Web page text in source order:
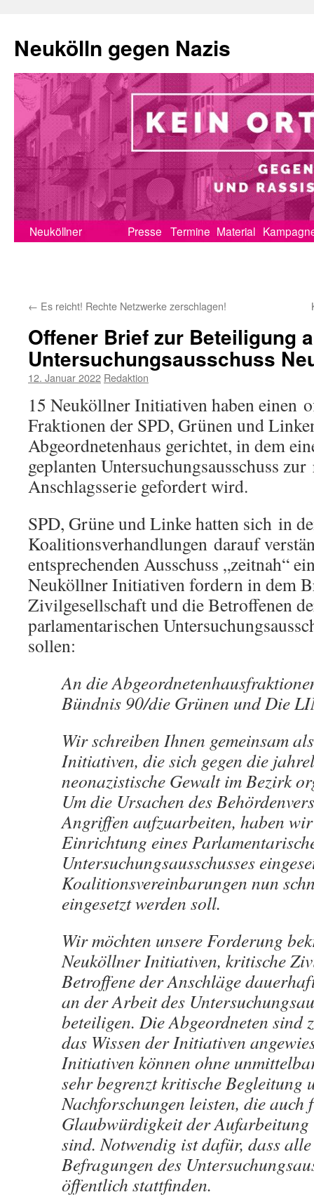
Neukölln gegen Nazis
Zum
Neuköllner
Presse Termine Material
← Es reicht! Rechte Netzwerke zerschlagen!
Offener Brief zur Beteiligung
Untersuchungsausschuss
12. Januar 2022 Redaktion
15 Neuköllner Initiativen haben einen
Fraktionen der SPD, Grünen und
Abgeordnetenhaus gerichtet, in dem
geplanten Untersuchungsausschuss zur
Anschlagsserie gefordert wird.
SPD, Grüne und Linke hatten sich in
Koalitionsverhandlungen darauf
entsprechenden Ausschuss „zeitnah“
Neuköllner Initiativen fordern in dem
Zivilgesellschaft und die Betroffenen
parlamentarischen
sollen:
An die
Bündnis 90/die Grünen und Die
Wir schreiben Ihnen gemeinsam
Initiativen, die sich gegen die
neonazistische Gewalt im Bezirk
Um die Ursachen des
Angriffen aufzuarbeiten, haben
Einrichtung eines
Untersuchungsausschusses
Koalitionsvereinbarungen nun
eingesetzt werden soll.
Wir möchten unsere Forderung
Neuköllner Initiativen, kritische
Betroffene der Anschläge
an der Arbeit des
beteiligen. Die Abgeordneten sind
das Wissen der Initiativen
Initiativen können ohne
sehr begrenzt kritische Begleitung
Nachforschungen leisten, die auch
Glaubwürdigkeit der Aufarbeitung
sind. Notwendig ist dafür, dass
Befragungen des
öffentlich stattfinden.